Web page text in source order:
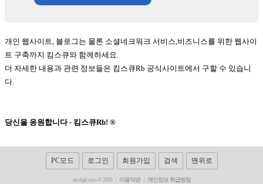
개인 웹사이트, 블로그는 물론 소셜네크워크 서비스,비즈니스를 위한 웹사이
트 구축까지 킴스큐와 함께하세요.
더 자세한 내용과 관련 정보들은 킴스큐Rb 공식사이트에서 구할 수 있습니
다.
당신을 응원합니다 - 킴스큐Rb! ®
PC모드 로그인 회원가입 검색 맨위로
eco-bgri.com © 2026 이용약관 개인정보 취급방침